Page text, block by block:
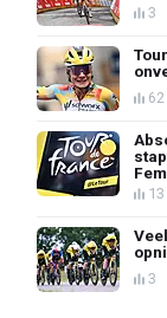
3
62
13
3